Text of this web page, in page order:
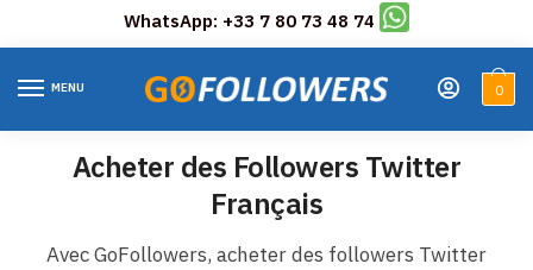
WhatsApp: +33 7 80 73 48 74
MENU 0
Acheter des Followers Twitter
Français
Avec GoFollowers, acheter des followers Twitter